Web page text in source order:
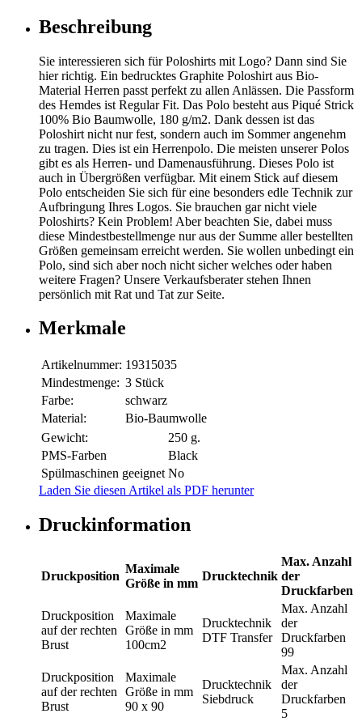
Beschreibung
Sie interessieren sich für Poloshirts mit Logo? Dann sind Sie
hier richtig. Ein bedrucktes Graphite Poloshirt aus Bio-
Material Herren passt perfekt zu allen Anlässen. Die Passform
des Hemdes ist Regular Fit. Das Polo besteht aus Piqué Strick
100% Bio Baumwolle, 180 g/m2. Dank dessen ist das
Poloshirt nicht nur fest, sondern auch im Sommer angenehm
zu tragen. Dies ist ein Herrenpolo. Die meisten unserer Polos
gibt es als Herren- und Damenausführung. Dieses Polo ist
auch in Übergrößen verfügbar. Mit einem Stick auf diesem
Polo entscheiden Sie sich für eine besonders edle Technik zur
Aufbringung Ihres Logos. Sie brauchen gar nicht viele
Poloshirts? Kein Problem! Aber beachten Sie, dabei muss
diese Mindestbestellmenge nur aus der Summe aller bestellten
Größen gemeinsam erreicht werden. Sie wollen unbedingt ein
Polo, sind sich aber noch nicht sicher welches oder haben
weitere Fragen? Unsere Verkaufsberater stehen Ihnen
persönlich mit Rat und Tat zur Seite.
Merkmale
Artikelnummer: 19315035
Mindestmenge: 3 Stück
Farbe:
schwarz
Material:
Bio-Baumwolle
Gewicht:
250 g.
PMS-Farben
Black
Spülmaschinen geeignet No
Laden Sie diesen Artikel als PDF herunter
Druckinformation
Druckposition
Maximale
Größe in mm
Drucktechnik
Max. Anzahl
der
Druckfarben
Druckposition
auf der rechten
Brust
Maximale
Größe in mm
100cm2
Drucktechnik
DTF Transfer
Max. Anzahl
der
Druckfarben
99
Druckposition
auf der rechten
Brust
Maximale
Größe in mm
90 x 90
Drucktechnik
Siebdruck
Max. Anzahl
der
Druckfarben
5